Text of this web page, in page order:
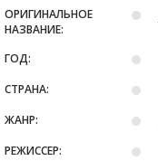
ОРИГИНАЛЬНОЕ
НАЗВАНИЕ:
ГОД:
СТРАНА:
ЖАНР:
РЕЖИССЕР: